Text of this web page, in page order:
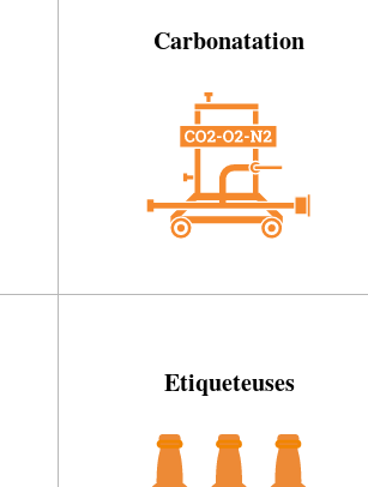
Carbonatation
Etiqueteuses